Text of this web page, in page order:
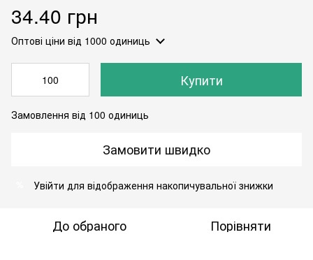
34.40 грн
Оптові ціни від 1000 одиниць
Купити
Замовлення від 100 одиниць
Замовити швидко
Увійти для відображення накопичувальної знижки
До обраного Порівняти